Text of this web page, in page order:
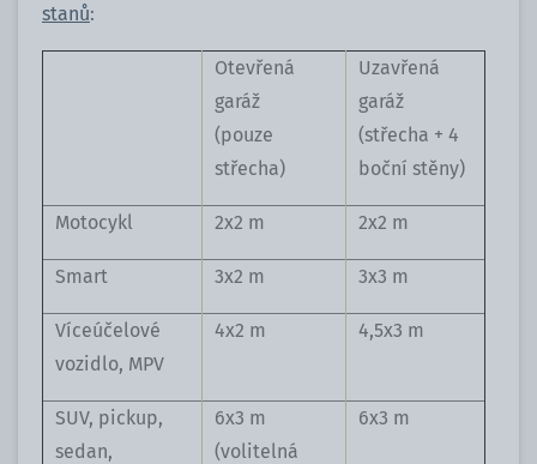
stanů:
Otevřená
garáž
(pouze
střecha)
Uzavřená
garáž
(střecha + 4
boční stěny)
Motocykl 2x2 m 2x2 m
Smart 3x2 m 3x3 m
Víceúčelové
vozidlo, MPV
4x2 m 4,5x3 m
SUV, pickup,
sedan,
6x3 m
(volitelná
6x3 m